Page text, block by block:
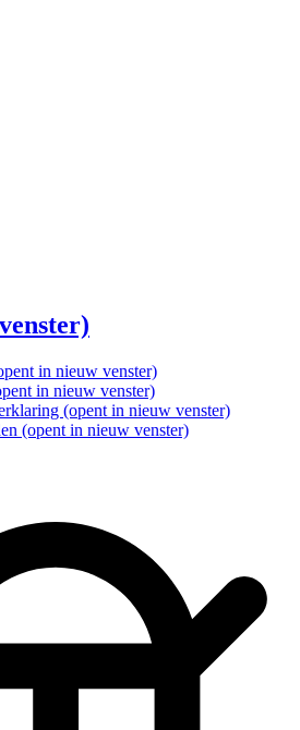
in nieuw venster)
in nieuw venster)
(opent in nieuw venster)
(opent in nieuw venster)